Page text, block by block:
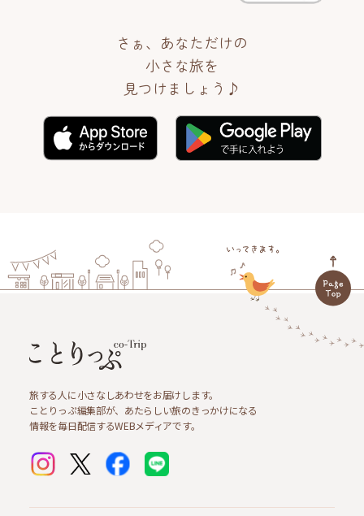
さぁ、あなただけの
小さな旅を
見つけましょう♪
旅する人に小さなしあわせをお届けします。
ことりっぷ編集部が、あたらしい旅のきっかけになる
情報を毎日配信するWEBメディアです。